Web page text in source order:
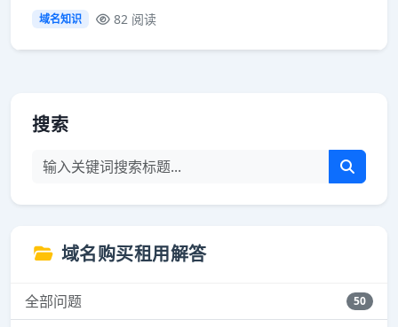
域名知识 82 阅读
搜索
域名购买租用解答
全部问题 50